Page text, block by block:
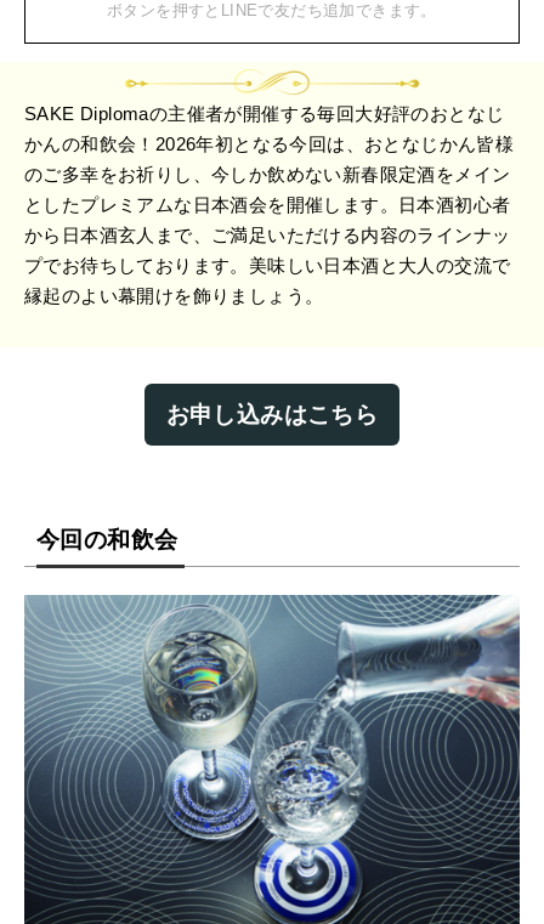
ボタンを押すとLINEで友だち追加できます。
SAKE Diplomaの主催者が開催する毎回大好評のおとなじ
かんの和飲会！2026年初となる今回は、おとなじかん皆様
のご多幸をお祈りし、今しか飲めない新春限定酒をメイン
としたプレミアムな日本酒会を開催します。日本酒初心者
から日本酒玄人まで、ご満足いただける内容のラインナッ
プでお待ちしております。美味しい日本酒と大人の交流で
縁起のよい幕開けを飾りましょう。
お申し込みはこちら
今回の和飲会